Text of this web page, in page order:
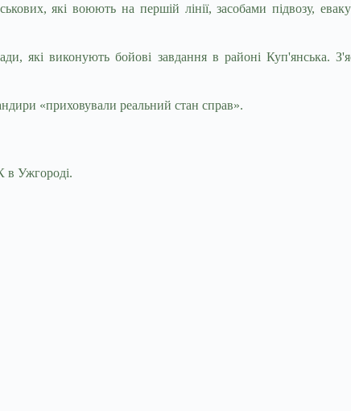
які воюють на першій лінії, засобами підвозу,
які виконують бойові завдання в районі Куп'янська.
«приховували реальний стан справ».
в Ужгороді.